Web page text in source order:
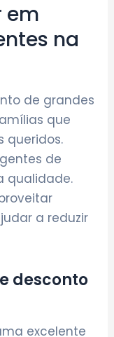
em
na
de grandes
que
queridos.
de
qualidade.
a reduzir
desconto
excelente